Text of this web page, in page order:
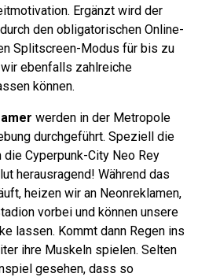
Ergänzt wird der
den obligatorischen Online-
Splitscreen-Modus für bis zu
ebenfalls zahlreiche
können.
werden in der Metropole
durchgeführt. Speziell die
Cyperpunk-City Neo Rey
herausragend! Während das
heizen wir an Neonreklamen,
vorbei und können unsere
lassen. Kommt dann Regen ins
ihre Muskeln spielen. Selten
gesehen, dass so